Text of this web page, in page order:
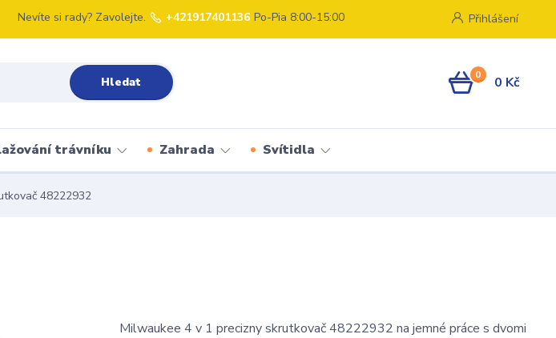
Přihlášení
Hledat
Nevíte si rady? Zavolejte. +421917401136 Po-Pia 8:00-15:00
0 0 Kč
trávníku Zahrada Svítidla
48222932
Milwaukee 4 v 1 precizny skrutkovač 48222932 na jemné práce s dvomi